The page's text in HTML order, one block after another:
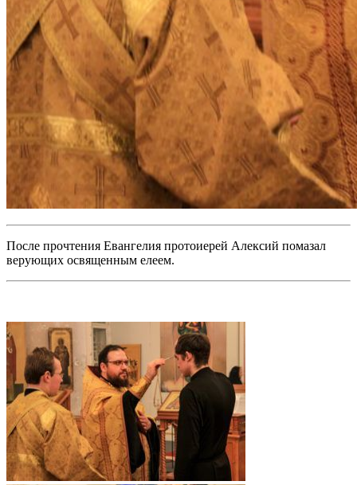
После прочтения Евангелия протоиерей Алексий помазал
верующих освященным елеем.